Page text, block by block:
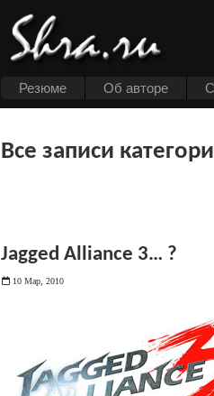
Резюме Об авторе
Все записи
Jagged Alliance 3… ?
10 Мар, 2010